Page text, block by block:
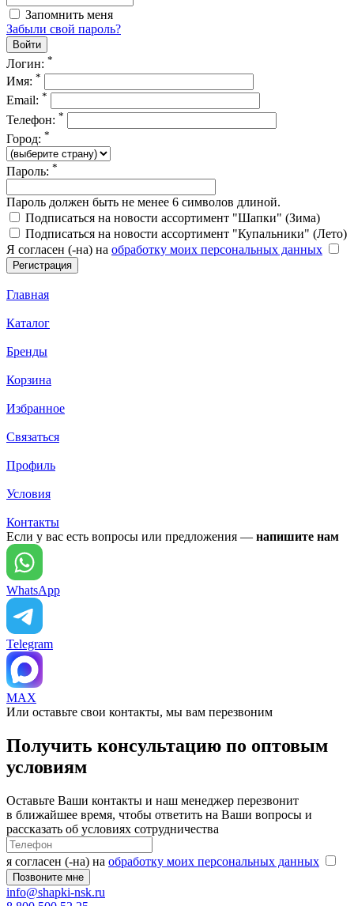
Запомнить меня
Забыли свой пароль?
Логин: *
Имя: *
Email: *
Телефон: *
Город: *
Пароль: *
Пароль должен быть не менее 6 символов длиной.
Подписаться на новости ассортимент "Шапки" (Зима)
Подписаться на новости ассортимент "Купальники" (Лето)
Я согласен (-на) на обработку моих персональных данных
Главная
Каталог
Бренды
Корзина
Избранное
Связаться
Профиль
Условия
Контакты
Если у вас есть вопросы или предложения — напишите нам
WhatsApp
Telegram
MAX
Или оставьте свои контакты, мы вам перезвоним
Получить консультацию по оптовым
условиям
Оставьте Ваши контакты и наш менеджер перезвонит
в ближайшее время, чтобы ответить на Ваши вопросы и
рассказать об условиях сотрудничества
я согласен (-на) на обработку моих персональных данных
info@shapki-nsk.ru